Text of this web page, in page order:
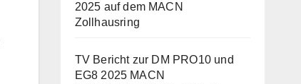
2025 auf dem MACN
Zollhausring
TV Bericht zur DM PRO10 und
EG8 2025 MACN